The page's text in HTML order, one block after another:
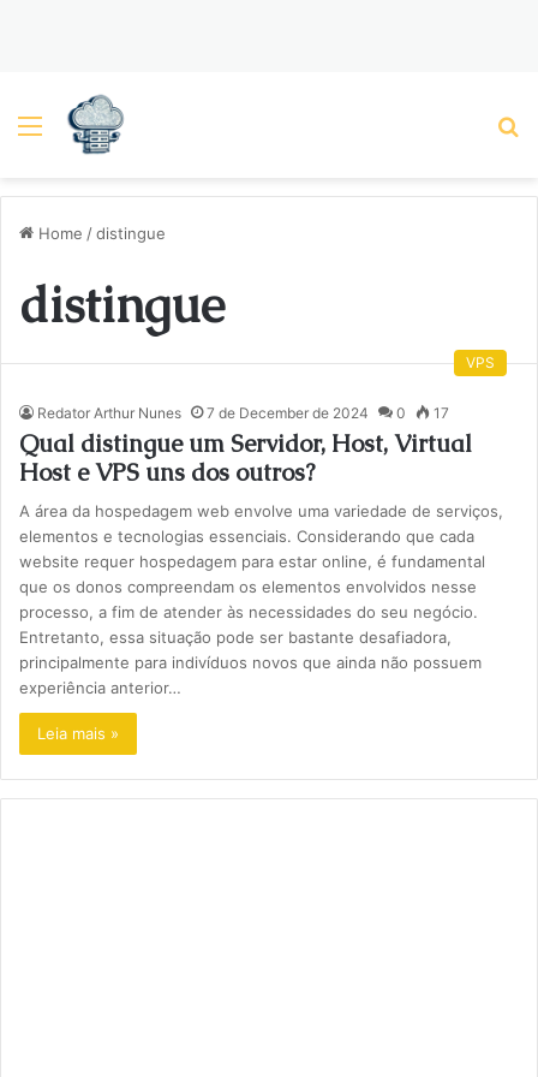
Menu
Home /distingue
distingue
VPS
Redator Arthur Nunes 7 de December de 2024 0 17
Qual distingue um Servidor, Host, Virtual
Host e VPS uns dos outros?
A área da hospedagem web envolve uma variedade de serviços,
elementos e tecnologias essenciais. Considerando que cada
website requer hospedagem para estar online, é fundamental
que os donos compreendam os elementos envolvidos nesse
processo, a fim de atender às necessidades do seu negócio.
Entretanto, essa situação pode ser bastante desafiadora,
principalmente para indivíduos novos que ainda não possuem
experiência anterior…
Leia mais »